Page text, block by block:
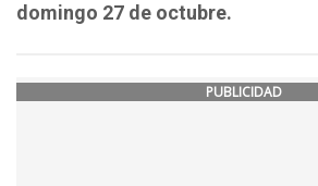
domingo 27 de octubre.
PUBLICIDAD